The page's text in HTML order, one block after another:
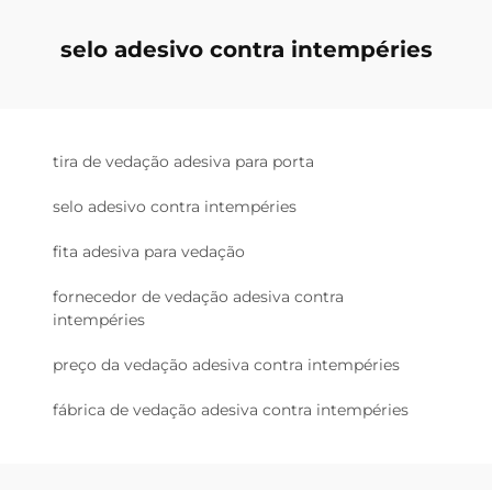
selo adesivo contra intempéries
tira de vedação adesiva para porta
selo adesivo contra intempéries
fita adesiva para vedação
fornecedor de vedação adesiva contra
intempéries
preço da vedação adesiva contra intempéries
fábrica de vedação adesiva contra intempéries